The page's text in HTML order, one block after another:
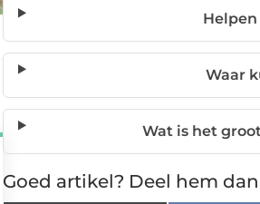
Waar
Wat is het
Goed artikel? Deel hem